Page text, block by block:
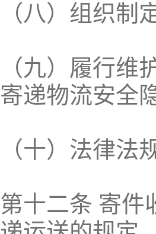
（八）组织
（九）履行
寄递物流安全
（十）法律法
第十二条 寄件